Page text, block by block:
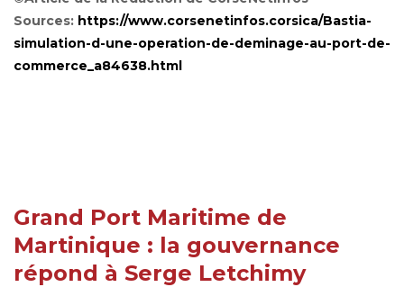
Sources: https://www.corsenetinfos.corsica/Bastia-
simulation-d-une-operation-de-deminage-au-port-de-
commerce_a84638.html
Grand Port Maritime de
Martinique : la gouvernance
répond à Serge Letchimy